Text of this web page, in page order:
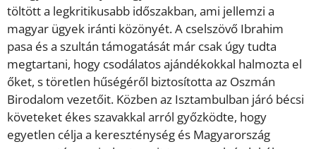
töltött a legkritikusabb időszakban, ami jellemzi a
magyar ügyek iránti közönyét. A cselszövő Ibrahim
pasa és a szultán támogatását már csak úgy tudta
megtartani, hogy csodálatos ajándékokkal halmozta el
őket, s töretlen hűségéről biztosította az Oszmán
Birodalom vezetőit. Közben az Isztambulban járó bécsi
követeket ékes szavakkal arról győzködte, hogy
egyetlen célja a kereszténység és Magyarország